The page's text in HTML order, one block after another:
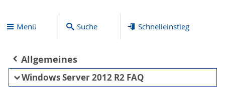
Menü Suche Schnelleinstieg
Allgemeines
Windows Server 2012 R2 FAQ